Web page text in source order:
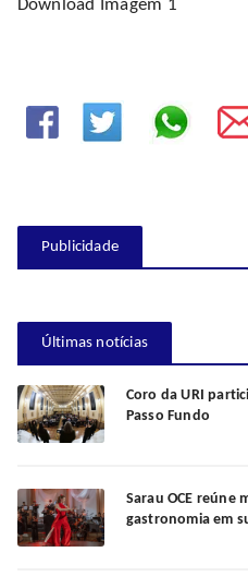
Download Imagem 1
Publicidade
Últimas notícias
Coro da URI
Passo Fundo
Sarau OCE reúne
gastronomia em